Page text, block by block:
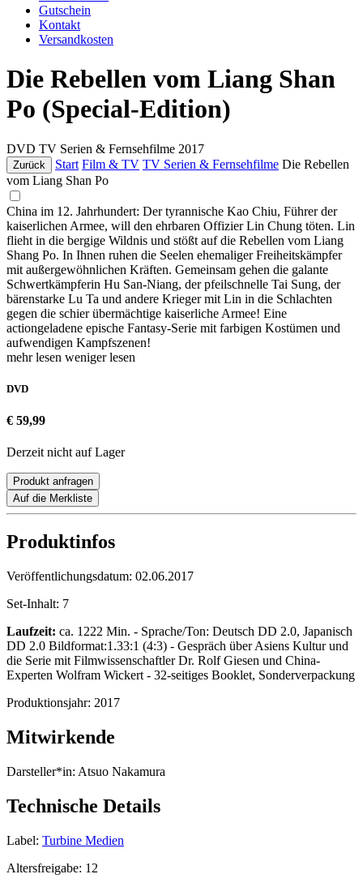
Gutschein
Kontakt
Versandkosten
Die Rebellen vom Liang Shan
Po (Special-Edition)
DVD TV Serien & Fernsehfilme 2017
Zurück Start Film & TV TV Serien & Fernsehfilme Die Rebellen
vom Liang Shan Po
China im 12. Jahrhundert: Der tyrannische Kao Chiu, Führer der
kaiserlichen Armee, will den ehrbaren Offizier Lin Chung töten. Lin
flieht in die bergige Wildnis und stößt auf die Rebellen vom Liang
Shang Po. In Ihnen ruhen die Seelen ehemaliger Freiheitskämpfer
mit außergewöhnlichen Kräften. Gemeinsam gehen die galante
Schwertkämpferin Hu San-Niang, der pfeilschnelle Tai Sung, der
bärenstarke Lu Ta und andere Krieger mit Lin in die Schlachten
gegen die schier übermächtige kaiserliche Armee! Eine
actiongeladene epische Fantasy-Serie mit farbigen Kostümen und
aufwendigen Kampfszenen!
mehr lesen weniger lesen
DVD
€ 59,99
Derzeit nicht auf Lager
Produkt anfragen
Auf die Merkliste
Produktinfos
Veröffentlichungsdatum: 02.06.2017
Set-Inhalt: 7
Laufzeit: ca. 1222 Min. - Sprache/Ton: Deutsch DD 2.0, Japanisch
DD 2.0 Bildformat:1.33:1 (4:3) - Gespräch über Asiens Kultur und
die Serie mit Filmwissenschaftler Dr. Rolf Giesen und China-
Experten Wolfram Wickert - 32-seitiges Booklet, Sonderverpackung
Produktionsjahr: 2017
Mitwirkende
Darsteller*in: Atsuo Nakamura
Technische Details
Label: Turbine Medien
Altersfreigabe: 12